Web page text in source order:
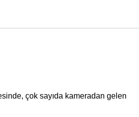
çok sayıda kameradan gelen